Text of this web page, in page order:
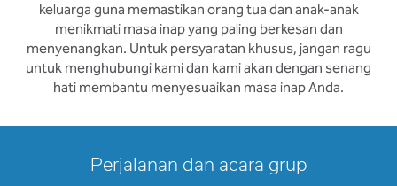
keluarga guna memastikan orang tua dan anak-anak
menikmati masa inap yang paling berkesan dan
menyenangkan. Untuk persyaratan khusus, jangan ragu
untuk menghubungi kami dan kami akan dengan senang
hati membantu menyesuaikan masa inap Anda.
Perjalanan dan acara grup